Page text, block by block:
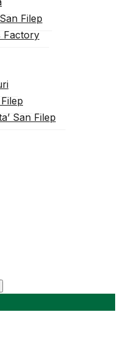
Filep
Factory
San Filep